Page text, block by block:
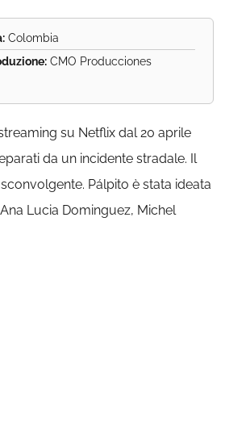
Colombia
CMO Producciones
su Netflix dal 20 aprile
da un incidente stradale. Il
Pálpito è stata ideata
Lucia Dominguez, Michel